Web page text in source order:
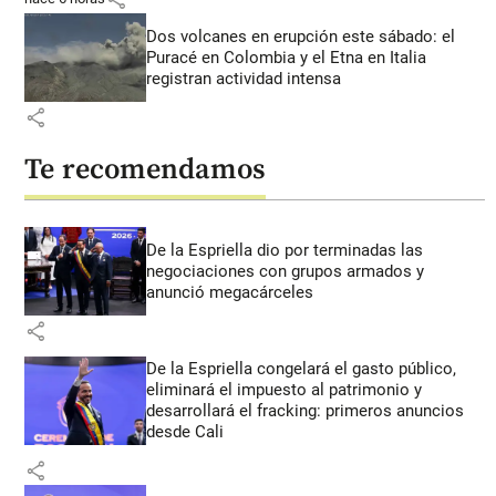
Dos volcanes en erupción este sábado: el
Puracé en Colombia y el Etna en Italia
registran actividad intensa
share
Te recomendamos
De la Espriella dio por terminadas las
negociaciones con grupos armados y
anunció megacárceles
share
De la Espriella congelará el gasto público,
eliminará el impuesto al patrimonio y
desarrollará el fracking: primeros anuncios
desde Cali
share